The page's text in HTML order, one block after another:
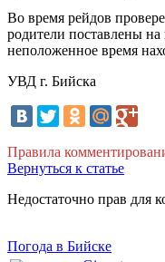
Во время рейдов
родители поставлены
неположенное время
УВД г. Бийска
Правила
Вернуться к статье
Недостаточно прав для
Погода в Бийске